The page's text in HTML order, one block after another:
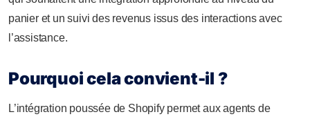
panier et un suivi des revenus issus des interactions avec
l’assistance.
Pourquoi cela convient-il ?
L’intégration poussée de Shopify permet aux agents de